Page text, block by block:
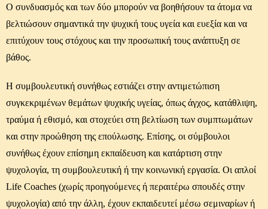
Ο συνδυασμός και των δύο μπορούν να βοηθήσουν τα άτομα να
βελτιώσουν σημαντικά την ψυχική τους υγεία και ευεξία και να
επιτύχουν τους στόχους και την προσωπική τους ανάπτυξη σε
βάθος.
Η συμβουλευτική συνήθως εστιάζει στην αντιμετώπιση
συγκεκριμένων θεμάτων ψυχικής υγείας, όπως άγχος, κατάθλιψη,
τραύμα ή εθισμό, και στοχεύει στη βελτίωση των συμπτωμάτων
και στην προώθηση της επούλωσης. Επίσης, οι σύμβουλοι
συνήθως έχουν επίσημη εκπαίδευση και κατάρτιση στην
ψυχολογία, τη συμβουλευτική ή την κοινωνική εργασία. Οι απλοί
Life Coaches (χωρίς προηγούμενες ή περαιτέρω σπουδές στην
ψυχολογία) από την άλλη, έχουν εκπαιδευτεί μέσω σεμιναρίων ή